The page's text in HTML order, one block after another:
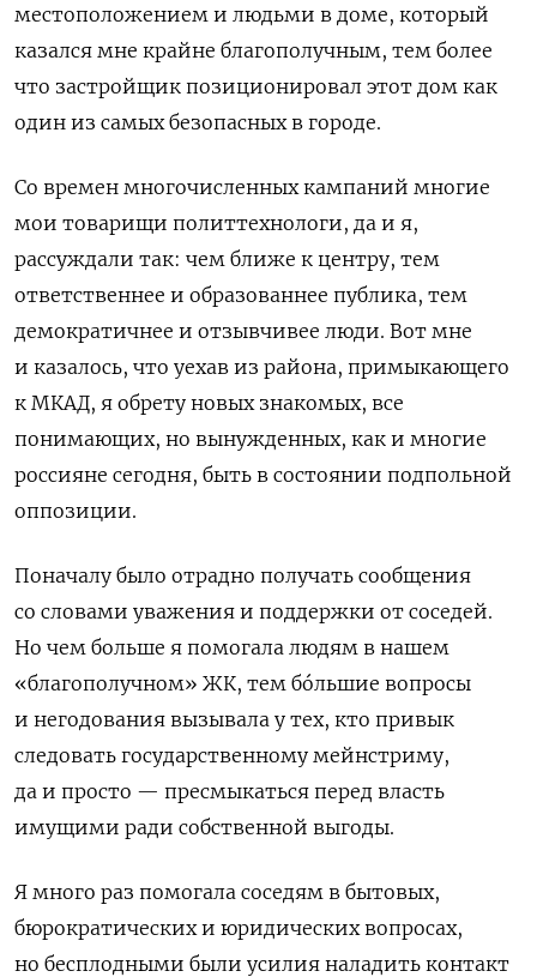
местоположением и людьми в доме, который
казался мне крайне благополучным, тем более
что застройщик позиционировал этот дом как
один из самых безопасных в городе.
Со времен многочисленных кампаний многие
мои товарищи политтехнологи, да и я,
рассуждали так: чем ближе к центру, тем
ответственнее и образованнее публика, тем
демократичнее и отзывчивее люди. Вот мне
и казалось, что уехав из района, примыкающего
к МКАД, я обрету новых знакомых, все
понимающих, но вынужденных, как и многие
россияне сегодня, быть в состоянии подпольной
оппозиции.
Поначалу было отрадно получать сообщения
со словами уважения и поддержки от соседей.
Но чем больше я помогала людям в нашем
«благополучном» ЖК, тем бóльшие вопросы
и негодования вызывала у тех, кто привык
следовать государственному мейнстриму,
да и просто — пресмыкаться перед власть
имущими ради собственной выгоды.
Я много раз помогала соседям в бытовых,
бюрократических и юридических вопросах,
но бесплодными были усилия наладить контакт